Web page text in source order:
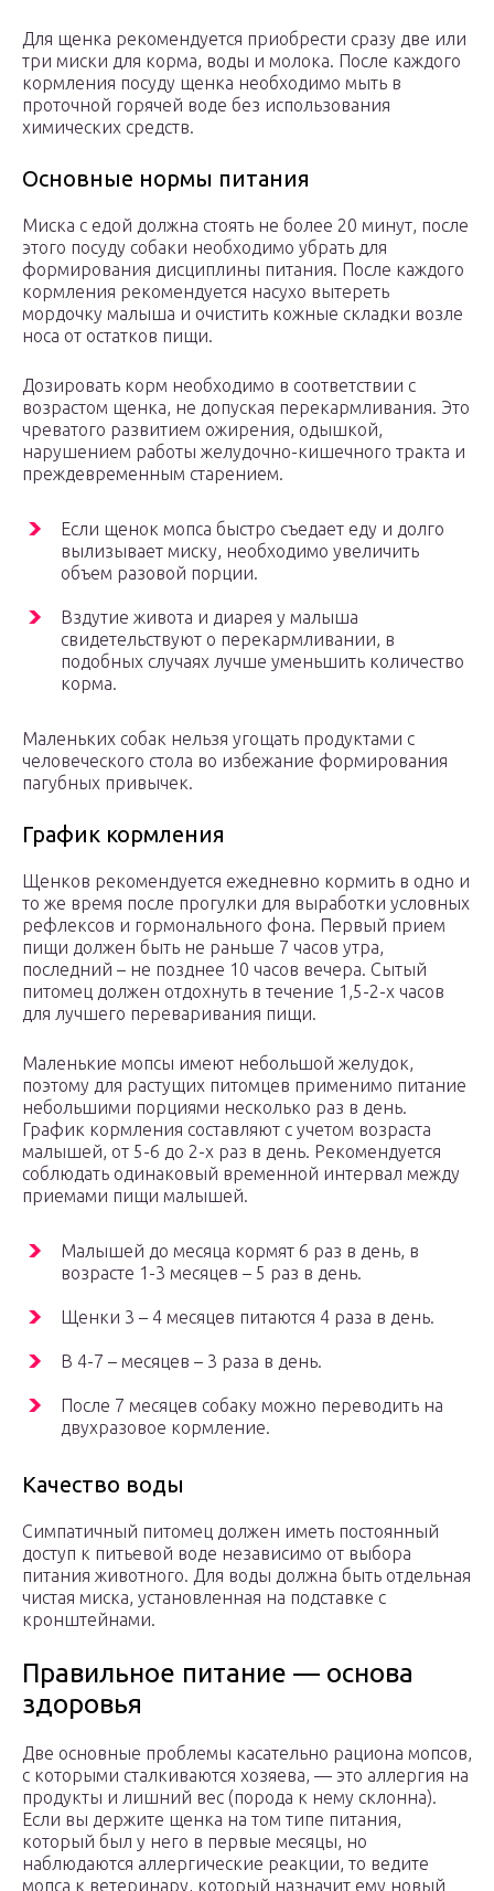
Для щенка рекомендуется приобрести сразу две или
три миски для корма, воды и молока. После каждого
кормления посуду щенка необходимо мыть в
проточной горячей воде без использования
химических средств.
Основные нормы питания
Миска с едой должна стоять не более 20 минут, после
этого посуду собаки необходимо убрать для
формирования дисциплины питания. После каждого
кормления рекомендуется насухо вытереть
мордочку малыша и очистить кожные складки возле
носа от остатков пищи.
Дозировать корм необходимо в соответствии с
возрастом щенка, не допуская перекармливания. Это
чреватого развитием ожирения, одышкой,
нарушением работы желудочно-кишечного тракта и
преждевременным старением.
Если щенок мопса быстро съедает еду и долго
вылизывает миску, необходимо увеличить
объем разовой порции.
Вздутие живота и диарея у малыша
свидетельствуют о перекармливании, в
подобных случаях лучше уменьшить количество
корма.
Маленьких собак нельзя угощать продуктами с
человеческого стола во избежание формирования
пагубных привычек.
График кормления
Щенков рекомендуется ежедневно кормить в одно и
то же время после прогулки для выработки условных
рефлексов и гормонального фона. Первый прием
пищи должен быть не раньше 7 часов утра,
последний – не позднее 10 часов вечера. Сытый
питомец должен отдохнуть в течение 1,5-2-х часов
для лучшего переваривания пищи.
Маленькие мопсы имеют небольшой желудок,
поэтому для растущих питомцев применимо питание
небольшими порциями несколько раз в день.
График кормления составляют с учетом возраста
малышей, от 5-6 до 2-х раз в день. Рекомендуется
соблюдать одинаковый временной интервал между
приемами пищи малышей.
Малышей до месяца кормят 6 раз в день, в
возрасте 1-3 месяцев – 5 раз в день.
Щенки 3 – 4 месяцев питаются 4 раза в день.
В 4-7 – месяцев – 3 раза в день.
После 7 месяцев собаку можно переводить на
двухразовое кормление.
Качество воды
Симпатичный питомец должен иметь постоянный
доступ к питьевой воде независимо от выбора
питания животного. Для воды должна быть отдельная
чистая миска, установленная на подставке с
кронштейнами.
Правильное питание — основа
здоровья
Две основные проблемы касательно рациона мопсов,
с которыми сталкиваются хозяева, — это аллергия на
продукты и лишний вес (порода к нему склонна).
Если вы держите щенка на том типе питания,
который был у него в первые месяцы, но
наблюдаются аллергические реакции, то ведите
мопса к ветеринару, который назначит ему новый